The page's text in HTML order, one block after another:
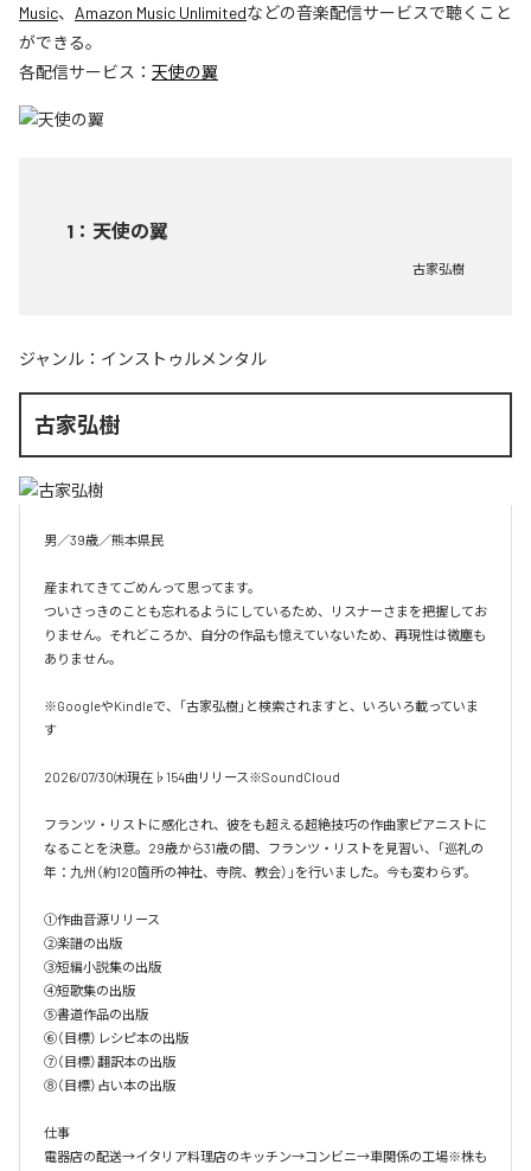
Music、 Amazon Music Unlimitedなどの音楽配信サービスで聴くこと
ができる。
各配信サービス： 天使の翼
1 ： 天使の翼
古家弘樹
ジャンル： インストゥルメンタル
古家弘樹
男／39歳／熊本県民
産まれてきてごめんって思ってます。
ついさっきのことも忘れるようにしているため、リスナーさまを把握してお
りません。それどころか、自分の作品も憶えていないため、再現性は微塵も
ありません。
※GoogleやKindleで、「古家弘樹」と検索されますと、いろいろ載っていま
す
2026/07/30㈭現在♭154曲リリース※SoundCloud
フランツ・リストに感化され、彼をも超える超絶技巧の作曲家ピアニストに
なることを決意。29歳から31歳の間、フランツ・リストを見習い、「巡礼の
年：九州（約120箇所の神社、寺院、教会）」を行いました。今も変わらず。
①作曲音源リリース
②楽譜の出版
③短編小説集の出版
④短歌集の出版
⑤書道作品の出版
⑥（目標）レシピ本の出版
⑦（目標）翻訳本の出版
⑧（目標）占い本の出版
仕事
電器店の配送→イタリア料理店のキッチン→コンビニ→車関係の工場※株も